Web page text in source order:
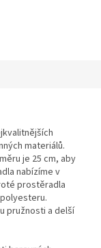
materiálů.
je 25 cm, aby
nabízíme v
prostěradla
pružnosti a delší